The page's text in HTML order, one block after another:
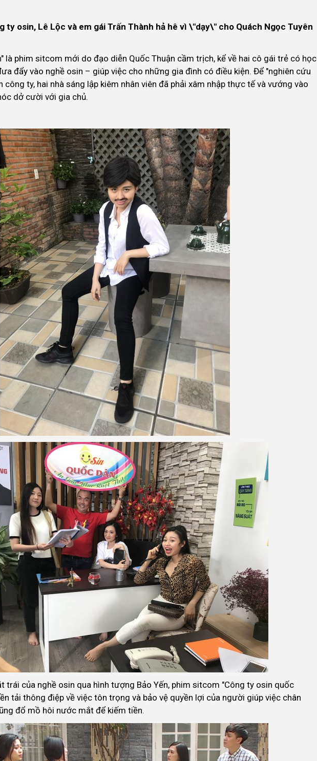
ty osin, Lê Lộc và em gái Trấn Thành hả hê vì \"dạy\" cho Quách Ngọc Tuyên
là phim sitcom mới do đạo diễn Quốc Thuận cầm trịch, kể về hai cô gái trẻ có học
đẩy vào nghề osin – giúp việc cho những gia đình có điều kiện. Để "nghiên cứu
ty, hai nhà sáng lập kiêm nhân viên đã phải xâm nhập thực tế và vướng vào
dở cười với gia chủ.
trái của nghề osin qua hình tượng Bảo Yến, phim sitcom "Công ty osin quốc
tải thông điệp về việc tôn trọng và bảo vệ quyền lợi của người giúp việc chân
đổ mồ hôi nước mắt để kiếm tiền.